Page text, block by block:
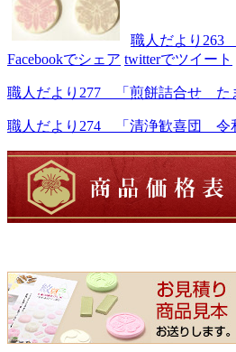
職人だより263
Facebookでシェア twitterでツイート
職人だより277 「煎餅詰合せ た
職人だより274 「清浄歓喜団 令